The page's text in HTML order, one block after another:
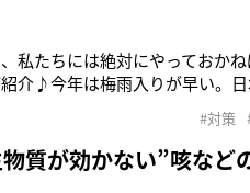
私たちには絶対にやっておか
介♪今年は梅雨入りが早い。
が、カビ問題。梅雨時期にな
#対策
質が効かない”咳など